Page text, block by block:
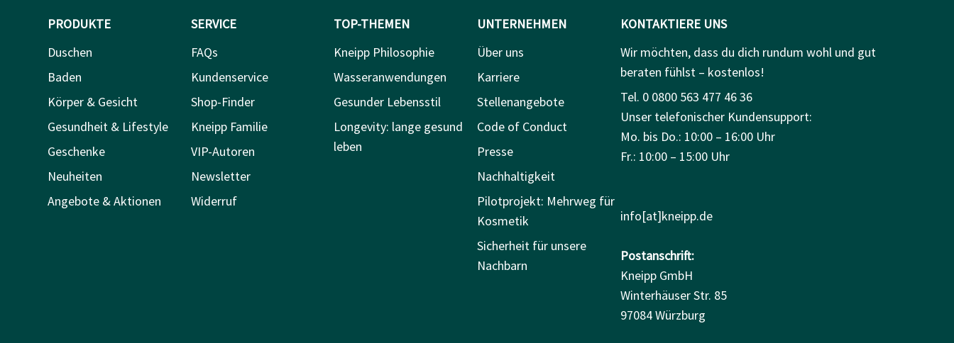
PRODUKTE
Duschen
Baden
Körper & Gesicht
Gesundheit & Lifestyle
Geschenke
Neuheiten
Angebote & Aktionen
SERVICE
FAQs
Kundenservice
Shop-Finder
Kneipp Familie
VIP-Autoren
Newsletter
Widerruf
TOP-THEMEN
Kneipp Philosophie
Wasseranwendungen
Gesunder Lebensstil
Longevity: lange gesund
leben
UNTERNEHMEN
Über uns
Karriere
Stellenangebote
Code of Conduct
Presse
Nachhaltigkeit
Pilotprojekt: Mehrweg für
Kosmetik
Sicherheit für unsere
Nachbarn
KONTAKTIERE UNS
Wir möchten, dass du dich rundum wohl und gut
beraten fühlst – kostenlos!
Tel. 0 0800 563 477 46 36
Unser telefonischer Kundensupport:
Mo. bis Do.: 10:00 – 16:00 Uhr
Fr.: 10:00 – 15:00 Uhr
info[at]kneipp.de
Postanschrift:
Kneipp GmbH
Winterhäuser Str. 85
97084 Würzburg